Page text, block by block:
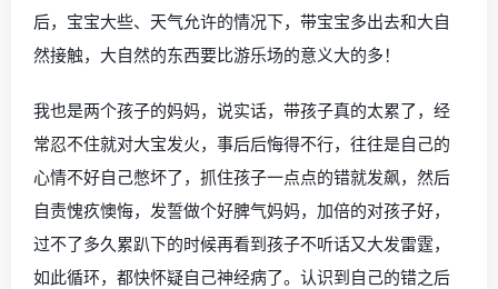
后，宝宝大些、天气允许的情况下，带宝宝多出去和大自
然接触，大自然的东西要比游乐场的意义大的多！
我也是两个孩子的妈妈，说实话，带孩子真的太累了，经
常忍不住就对大宝发火，事后后悔得不行，往往是自己的
心情不好自己憋坏了，抓住孩子一点点的错就发飙，然后
自责愧疚懊悔，发誓做个好脾气妈妈，加倍的对孩子好，
过不了多久累趴下的时候再看到孩子不听话又大发雷霆，
如此循环，都快怀疑自己神经病了。认识到自己的错之后